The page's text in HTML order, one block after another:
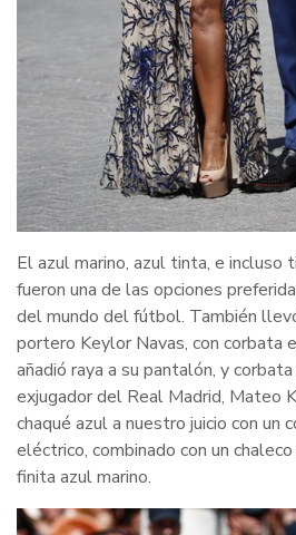
El azul marino, azul tinta, e incluso
fueron una de las opciones
del mundo del fútbol. También
portero Keylor Navas, con corbata
añadió raya a su pantalón, y
exjugador del Real Madrid, Mateo
chaqué azul a nuestro juicio con un
eléctrico, combinado con un
finita azul marino.